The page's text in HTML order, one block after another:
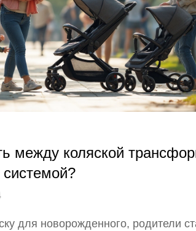
между коляской
для новорожденного, родители